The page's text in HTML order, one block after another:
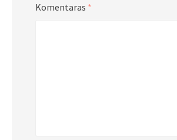
Komentaras *